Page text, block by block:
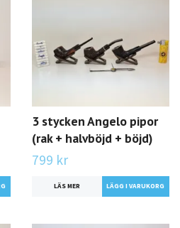
3 stycken Angelo pipor
(rak + halvböjd + böjd)
799 kr
LÄS MER